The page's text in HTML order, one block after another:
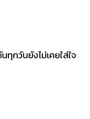
กวันยังไม่เคยใส่ใจ